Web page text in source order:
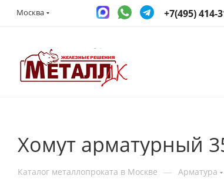
Москва +7(495) 414-
Хомут арматурный
Каталог металлопроката в Москве — Арматура